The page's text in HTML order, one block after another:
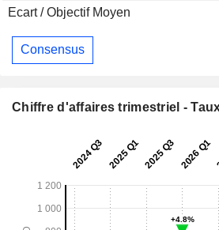
Ecart / Objectif Moyen
Consensus
Chiffre d'affaires trimestriel -